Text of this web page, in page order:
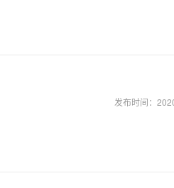
发布时间：